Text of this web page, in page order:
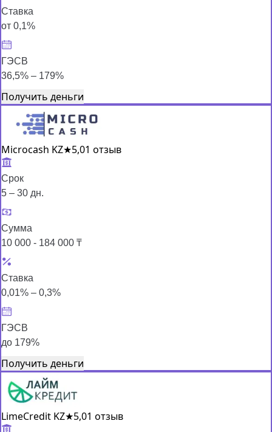
Ставка
от 0,1%
ГЭСВ
36,5% – 179%
Получить деньги
Microcash KZ★5,01 отзыв
Срок
5 – 30 дн.
Сумма
10 000 - 184 000 ₸
Ставка
0,01% – 0,3%
ГЭСВ
до 179%
Получить деньги
LimeCredit KZ★5,01 отзыв